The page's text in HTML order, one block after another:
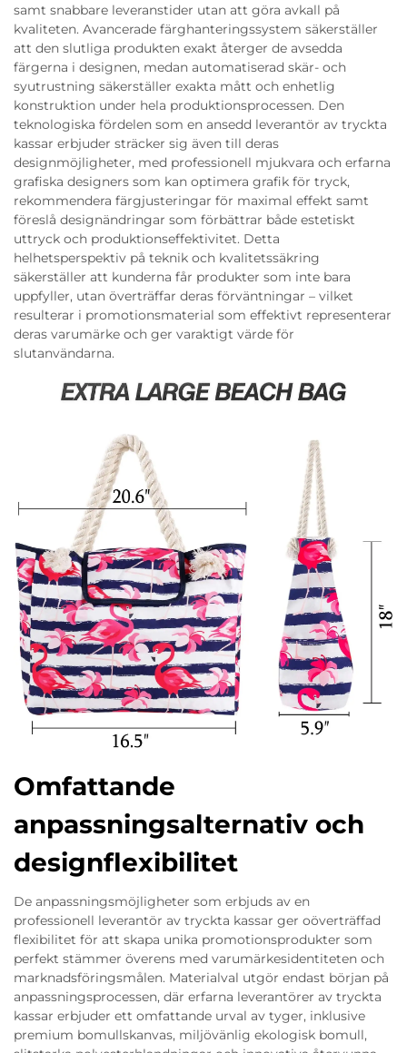
samt snabbare leveranstider utan att göra avkall på
kvaliteten. Avancerade färghanteringssystem säkerställer
att den slutliga produkten exakt återger de avsedda
färgerna i designen, medan automatiserad skär- och
syutrustning säkerställer exakta mått och enhetlig
konstruktion under hela produktionsprocessen. Den
teknologiska fördelen som en ansedd leverantör av tryckta
kassar erbjuder sträcker sig även till deras
designmöjligheter, med professionell mjukvara och erfarna
grafiska designers som kan optimera grafik för tryck,
rekommendera färgjusteringar för maximal effekt samt
föreslå designändringar som förbättrar både estetiskt
uttryck och produktionseffektivitet. Detta
helhetsperspektiv på teknik och kvalitetssäkring
säkerställer att kunderna får produkter som inte bara
uppfyller, utan överträffar deras förväntningar – vilket
resulterar i promotionsmaterial som effektivt representerar
deras varumärke och ger varaktigt värde för
slutanvändarna.
Omfattande
anpassningsalternativ och
designflexibilitet
De anpassningsmöjligheter som erbjuds av en
professionell leverantör av tryckta kassar ger oöverträffad
flexibilitet för att skapa unika promotionsprodukter som
perfekt stämmer överens med varumärkesidentiteten och
marknadsföringsmålen. Materialval utgör endast början på
anpassningsprocessen, där erfarna leverantörer av tryckta
kassar erbjuder ett omfattande urval av tyger, inklusive
premium bomullskanvas, miljövänlig ekologisk bomull,